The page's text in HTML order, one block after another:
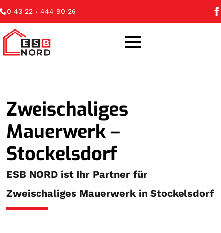
0 43 22 / 444 90 26
Zweischaliges
Mauerwerk –
Stockelsdorf
ESB NORD ist Ihr Partner für
Zweischaliges Mauerwerk in Stockelsdorf